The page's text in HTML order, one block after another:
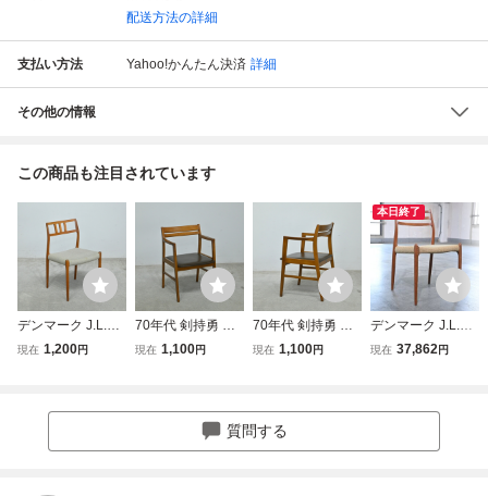
配送方法の詳細
支払い方法 Yahoo!かんたん決済 詳細
その他の情報
この商品も注目されています
デンマーク J.L.Mo
ller “Model 79” チ
現在 1,200円
70年代 剣持勇 三
平興業研究所 ビー
水之江忠臣 柳宗理
天童木工 オールド
現在 1,100円
70年代 剣持勇 三
平興業研究所 ビー
ダイニング 渡辺力
坂倉準三 豊口克平
現在 1,100円
本日終了
デンマーク J.L.Mo
ller「Model78」
現在 37,862円
質問する